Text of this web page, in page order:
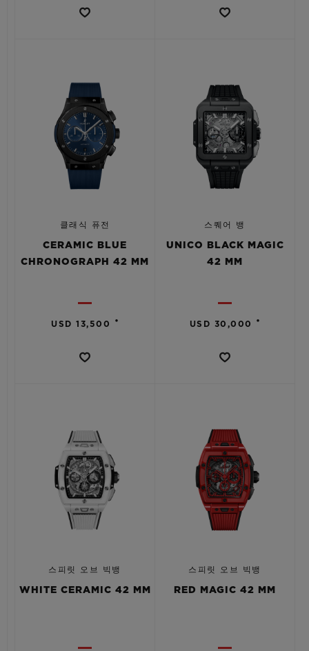
클래식 퓨전
CERAMIC BLUE
CHRONOGRAPH 42 MM
USD 13,500 •
스퀘어 뱅
UNICO BLACK MAGIC
42 MM
USD 30,000 •
스피릿 오브 빅뱅
WHITE CERAMIC 42 MM
스피릿 오브 빅뱅
RED MAGIC 42 MM